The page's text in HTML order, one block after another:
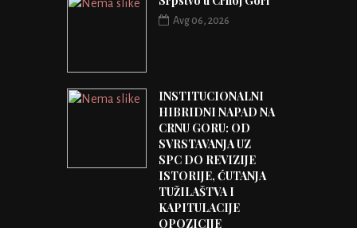
Avg 06, 2026
INSTITUCIONALNI
HIBRIDNI NAPAD NA
CRNU GORU: OD
SVRSTAVANJA UZ
SPC DO REVIZIJE
ISTORIJE, ĆUTANJA
TUŽILAŠTVA I
KAPITULACIJE
OPOZICIJE